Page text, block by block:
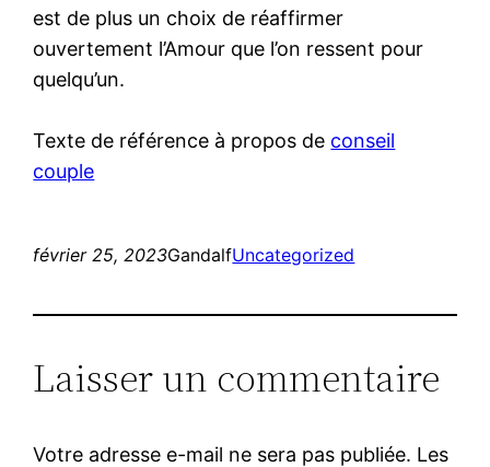
est de plus un choix de réaffirmer
ouvertement l’Amour que l’on ressent pour
quelqu’un.
Texte de référence à propos de conseil
couple
février 25, 2023GandalfUncategorized
Laisser un commentaire
Votre adresse e-mail ne sera pas publiée. Les